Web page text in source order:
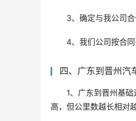
3、确定与我公司
4、我们公司按合
四、广东到晋州汽
1、广东到晋州基
高，但公里数越长相对